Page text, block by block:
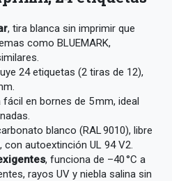
, tira blanca sin imprimir que
como BLUEMARK,
24 etiquetas (2 tiras de 12),
fácil en bornes de 5 mm, ideal
blanco (RAL 9010), libre
autoextinción UL 94 V2.
, funciona de –40 °C a
rayos UV y niebla salina sin